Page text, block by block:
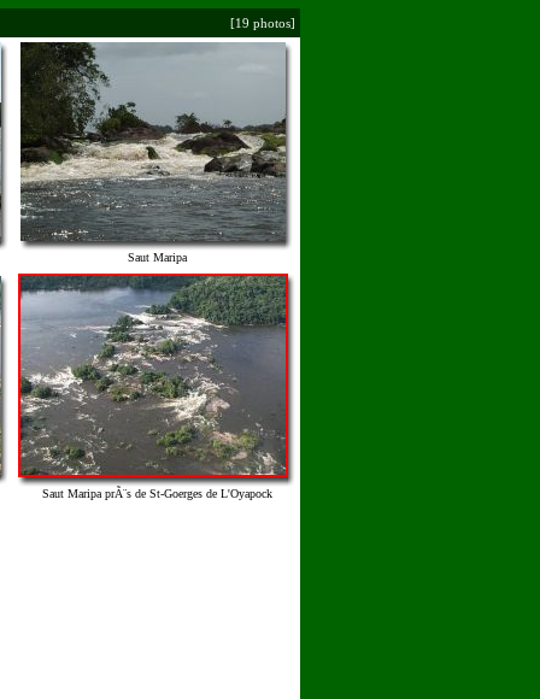
[19 photos]
Saut Maripa
Saut Maripa prÃ¨s de St-Goerges de L'Oyapock